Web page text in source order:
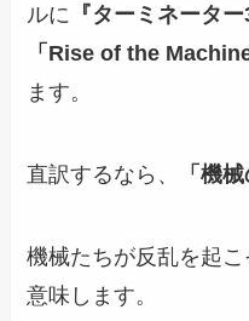
ルに
『ターミネーター
「Rise of the
ます。
直訳するなら、 「機
機械たちが反乱を起
意味します。